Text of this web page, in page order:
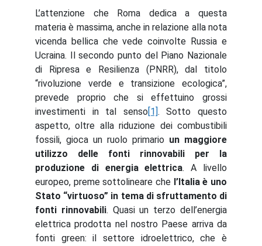
L’attenzione che Roma dedica a questa
materia è massima, anche in relazione alla nota
vicenda bellica che vede coinvolte Russia e
Ucraina. Il secondo punto del Piano Nazionale
di Ripresa e Resilienza (PNRR), dal titolo
“rivoluzione verde e transizione ecologica”,
prevede proprio che si effettuino grossi
investimenti in tal senso[1]. Sotto questo
aspetto, oltre alla riduzione dei combustibili
fossili, gioca un ruolo primario un maggiore
utilizzo delle fonti rinnovabili per la
produzione di energia elettrica. A livello
europeo, preme sottolineare che l’Italia è uno
Stato “virtuoso” in tema di sfruttamento di
fonti rinnovabili. Quasi un terzo dell’energia
elettrica prodotta nel nostro Paese arriva da
fonti green: il settore idroelettrico, che è